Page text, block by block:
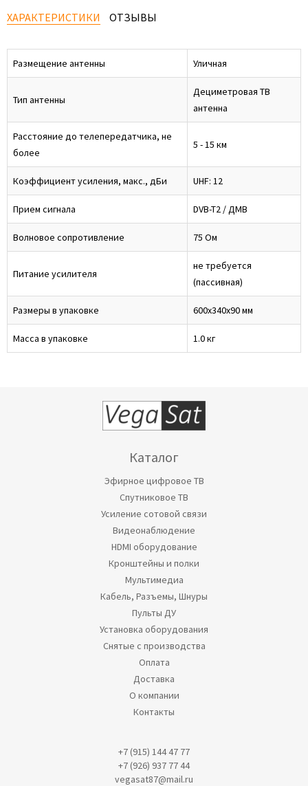
ХАРАКТЕРИСТИКИ ОТЗЫВЫ
Размещение антенны Уличная
Тип антенны
Дециметровая ТВ
антенна
Расстояние до телепередатчика, не
более
5 - 15 км
Коэффициент усиления, макс., дБи UHF: 12
Прием сигнала DVB-T2 / ДМВ
Волновое сопротивление 75 Ом
Питание усилителя
не требуется
(пассивная)
Размеры в упаковке 600х340х90 мм
Масса в упаковке 1.0 кг
Каталог
Эфирное цифровое ТВ
Спутниковое ТВ
Усиление сотовой связи
Видеонаблюдение
HDMI оборудование
Кронштейны и полки
Мультимедиа
Кабель, Разъемы, Шнуры
Пульты ДУ
Установка оборудования
Снятые с производства
Оплата
Доставка
О компании
Контакты
+7 (915) 144 47 77
+7 (926) 937 77 44
vegasat87@mail.ru